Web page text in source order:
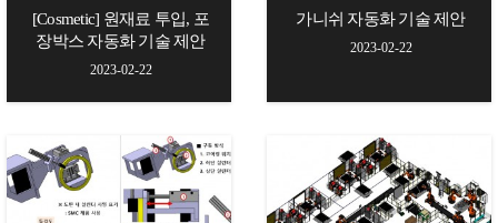
[Cosmetic] 원재료 투입, 포
장박스 자동화 기술 제안
2023-02-22
가니쉬 자동화 기술 제안
2023-02-22